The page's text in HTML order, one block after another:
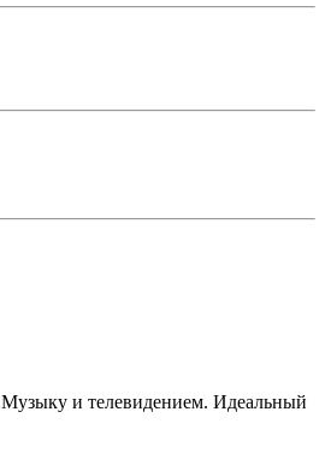
и телевидением. Идеальный